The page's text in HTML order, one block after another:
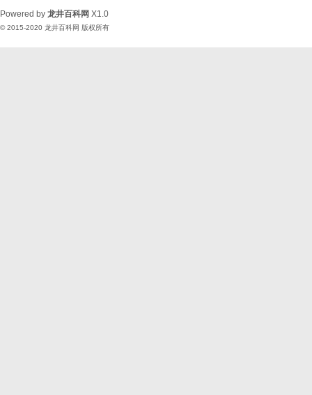
Powered by 龙井百科网 X1.0
© 2015-2020 龙井百科网 版权所有